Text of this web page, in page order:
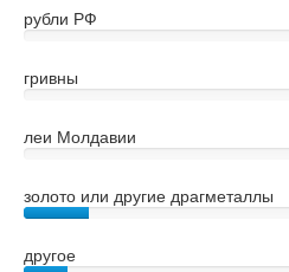
рубли РФ
гривны
леи Молдавии
золото или другие драгметаллы
другое